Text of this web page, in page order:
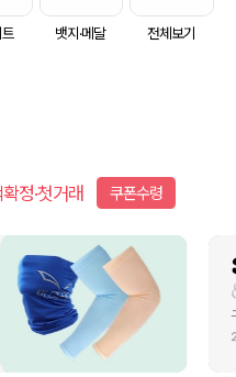
뱃지·메달 전체보기
정·첫거래 쿠폰수령